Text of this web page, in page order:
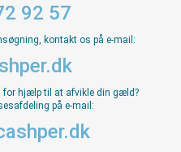
92 57
kontakt os på e-mail:
for hjælp til at afvikle din gæld?
på e-mail: